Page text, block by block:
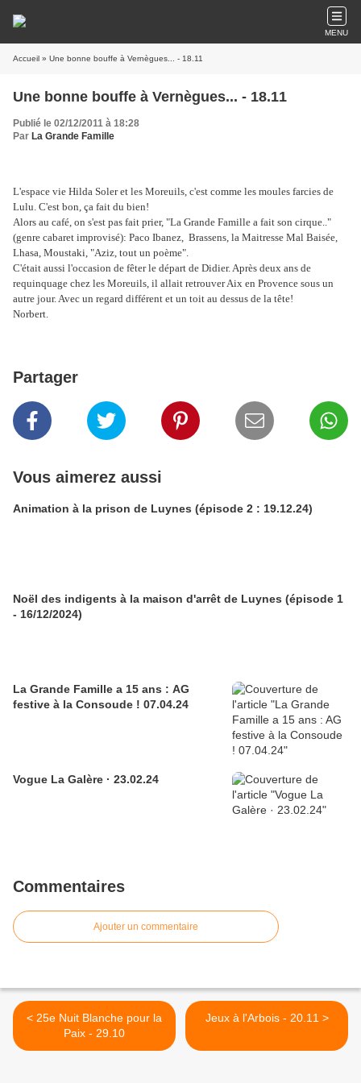
MENU
Accueil » Une bonne bouffe à Vernègues... - 18.11
Une bonne bouffe à Vernègues... - 18.11
Publié le 02/12/2011 à 18:28
Par La Grande Famille
L'espace vie Hilda Soler et les Moreuils, c'est comme les moules farcies de
Lulu. C'est bon, ça fait du bien!
Alors au café, on s'est pas fait prier, "La Grande Famille a fait son cirque.."
(genre cabaret improvisé): Paco Ibanez, Brassens, la Maitresse Mal Baisée,
Lhasa, Moustaki, "Aziz, tout un poème".
C'était aussi l'occasion de fêter le départ de Didier. Après deux ans de
requinquage chez les Moreuils, il allait retrouver Aix en Provence sous un
autre jour. Avec un regard différent et un toit au dessus de la tête!
Norbert.
Partager
Vous aimerez aussi
Animation à la prison de Luynes (épisode 2 : 19.12.24)
Noël des indigents à la maison d'arrêt de Luynes (épisode 1
- 16/12/2024)
La Grande Famille a 15 ans : AG
festive à la Consoude ! 07.04.24
Vogue La Galère · 23.02.24
Commentaires
Ajouter un commentaire
< 25e Nuit Blanche pour la
Paix - 29.10
Jeux à l'Arbois - 20.11 >